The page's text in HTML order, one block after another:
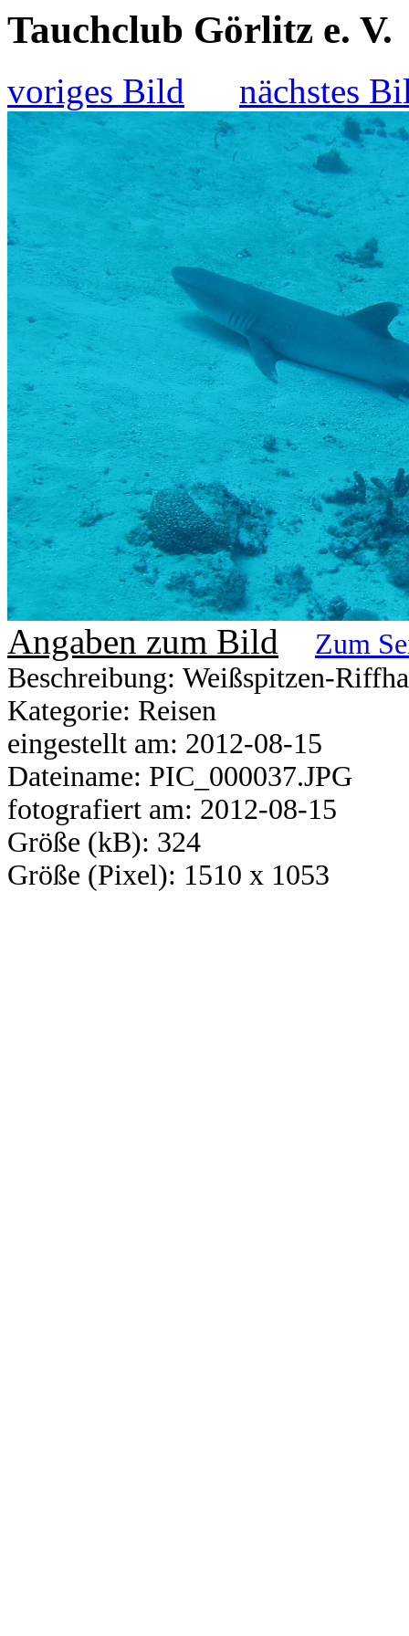
Tauchclub Görlitz e. V.
voriges Bild nächstes
Angaben zum Bild
Zum
Beschreibung: Weißspitzen-
Kategorie: Reisen
eingestellt am: 2012-08-15
Dateiname: PIC_000037.JPG
fotografiert am: 2012-08-15
Größe (kB): 324
Größe (Pixel): 1510 x 1053